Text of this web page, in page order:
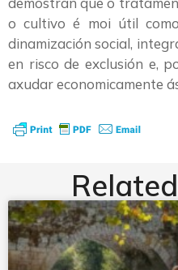
o cultivo é moi útil
dinamización social,
en risco de exclusión e,
axudar economicamente